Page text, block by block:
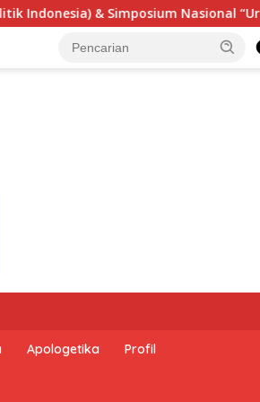
Undang Perekonomian
Apologetika Profil